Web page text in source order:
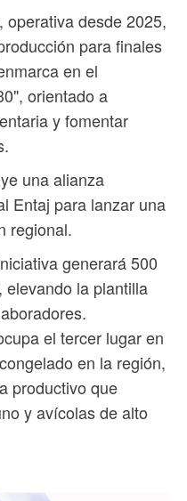
operativa desde 2025,
para finales
en el
orientado a
y fomentar
una alianza
Entaj para lanzar una
regional.
generará 500
elevando la plantilla
el tercer lugar en
en la región,
productivo que
y avícolas de alto